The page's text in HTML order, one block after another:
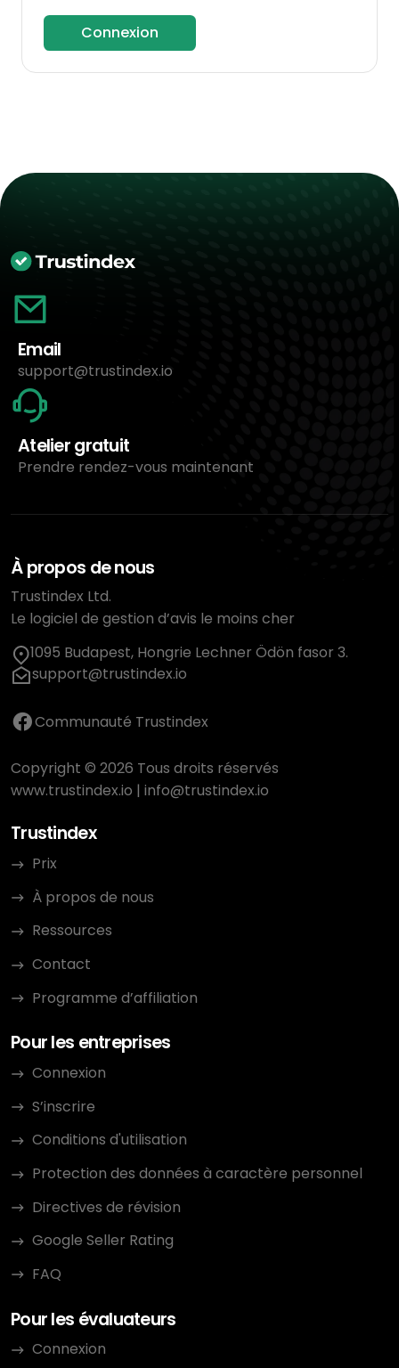
Connexion
Email
support@trustindex.io
Atelier gratuit
Prendre rendez-vous maintenant
À propos de nous
Trustindex Ltd.
Le logiciel de gestion d’avis le moins cher
1095 Budapest, Hongrie Lechner Ödön fasor 3.
support@trustindex.io
Communauté Trustindex
Copyright © 2026 Tous droits réservés
www.trustindex.io | info@trustindex.io
Trustindex
Prix
À propos de nous
Ressources
Contact
Programme d’affiliation
Pour les entreprises
Connexion
S’inscrire
Conditions d'utilisation
Protection des données à caractère personnel
Directives de révision
Google Seller Rating
FAQ
Pour les évaluateurs
Connexion